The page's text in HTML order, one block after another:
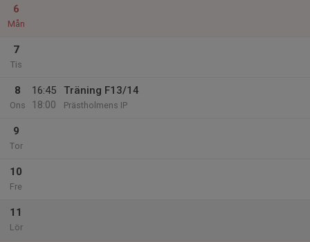
6
Mån
7
Tis
8
Ons
16:45
18:00
Träning F13/14
Prästholmens IP
9
Tor
10
Fre
11
Lör